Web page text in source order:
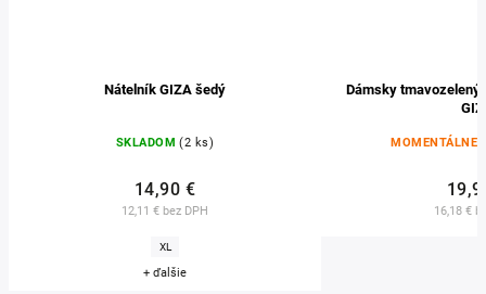
Nátelník GIZA šedý
SKLADOM (2 ks)
12,11 € bez DPH
14,90 €
XL
+ ďalšie
Dámsky tmavozelený
MOMENTÁLNE
16,18 €